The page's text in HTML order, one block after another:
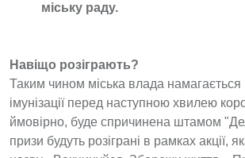
міську раду.
Навіщо розіграють?
Таким чином міська влада
імунізації перед наступною хвилею
ймовірно, буде спричинена штамом
призи будуть розіграні в рамках акції,